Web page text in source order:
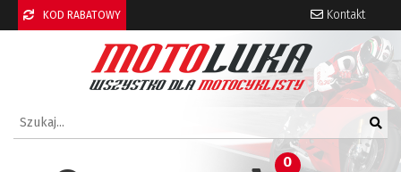
KOD RABATOWY Kontakt
0